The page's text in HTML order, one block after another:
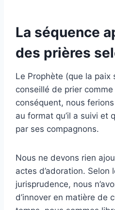
La séquence
des prières
Le Prophète (que la paix
conseillé de prier
conséquent, nous
au format qu’il a suivi et
par ses compagnons.
Nous ne devons rien
actes d’adoration. Selon
jurisprudence, nous
d’innover en matière de